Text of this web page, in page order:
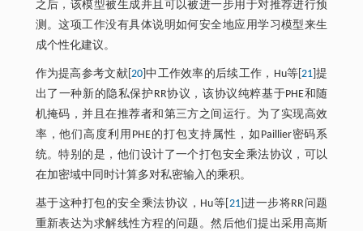
之后，该模型被生成并且可以被进一步用于对推荐进行预
测。这项工作没有具体说明如何安全地应用学习模型来生
成个性化建议。
作为提高参考文献[ 20]中工作效率的后续工作，Hu等[21 ]提
出了一种新的隐私保护RR协议，该协议纯粹基于PHE和随
机掩码，并且在推荐者和第三方之间运行。为了实现高效
率，他们高度利用PHE的打包支持属性，如Paillier密码系
统。特别的是，他们设计了一个打包安全乘法协议，可以
在加密域中同时计算多对私密输入的乘积。
基于这种打包的安全乘法协议，Hu等[ 21]进一步将RR问题
重新表达为求解线性方程的问题。然后他们提出采用高斯